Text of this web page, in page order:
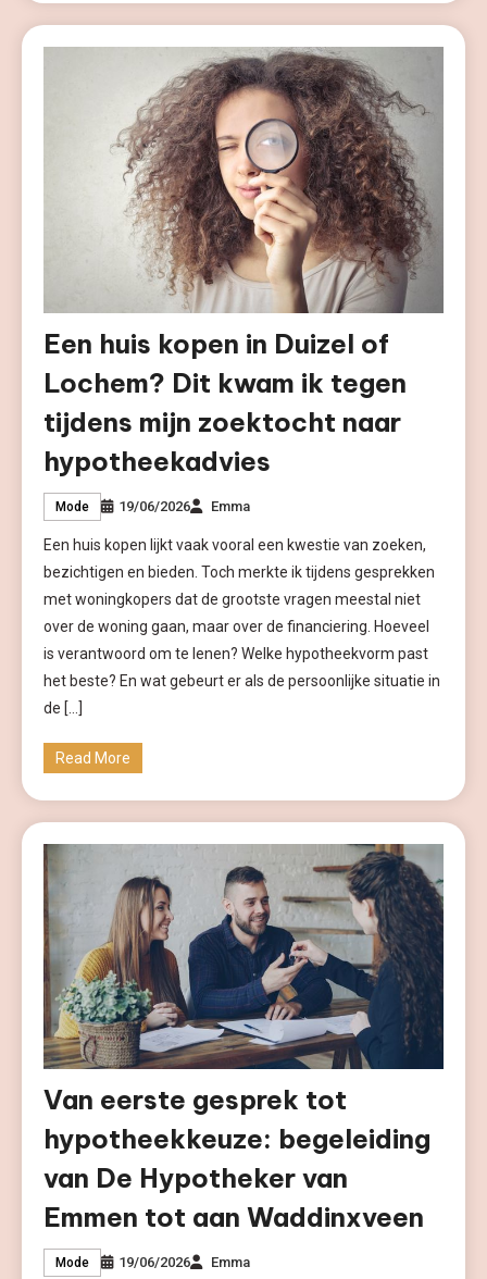
Een huis kopen in Duizel of
Lochem? Dit kwam ik tegen
tijdens mijn zoektocht naar
hypotheekadvies
Mode 19/06/2026 Emma
Een huis kopen lijkt vaak vooral een kwestie van zoeken,
bezichtigen en bieden. Toch merkte ik tijdens gesprekken
met woningkopers dat de grootste vragen meestal niet
over de woning gaan, maar over de financiering. Hoeveel
is verantwoord om te lenen? Welke hypotheekvorm past
het beste? En wat gebeurt er als de persoonlijke situatie in
de […]
Read More
Van eerste gesprek tot
hypotheekkeuze: begeleiding
van De Hypotheker van
Emmen tot aan Waddinxveen
Mode 19/06/2026 Emma